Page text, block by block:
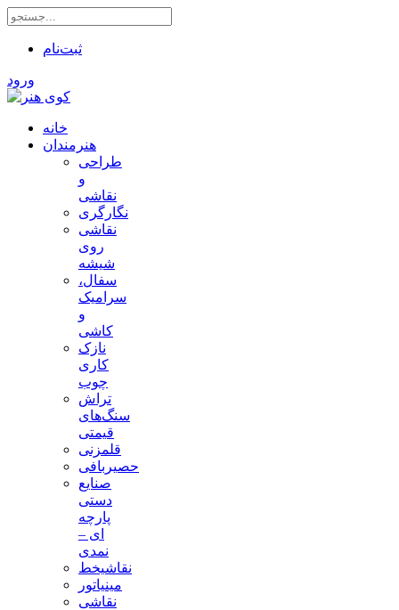
ثبت‌نام
ورود
خانه
هنرمندان
طراحی
و
نقاشی
نگارگری
نقاشی
روی
شیشه
سفال،
سرامیک
و
کاشی
نازک
کاری
چوب
تراش
سنگ‌های
قیمتی
قلمزنی
حصیربافی
صنایع
دستی
پارچه
ای –
نمدی
نقاشیخط
مینیاتور
نقاشی